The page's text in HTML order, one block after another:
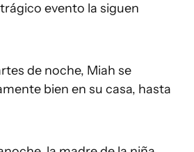
evento la siguen
de noche, Miah se
bien en su casa, hasta